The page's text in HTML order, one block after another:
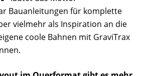
Bauanleitungen für komplette
vielmehr als Inspiration an die
coole Bahnen mit GraviTrax